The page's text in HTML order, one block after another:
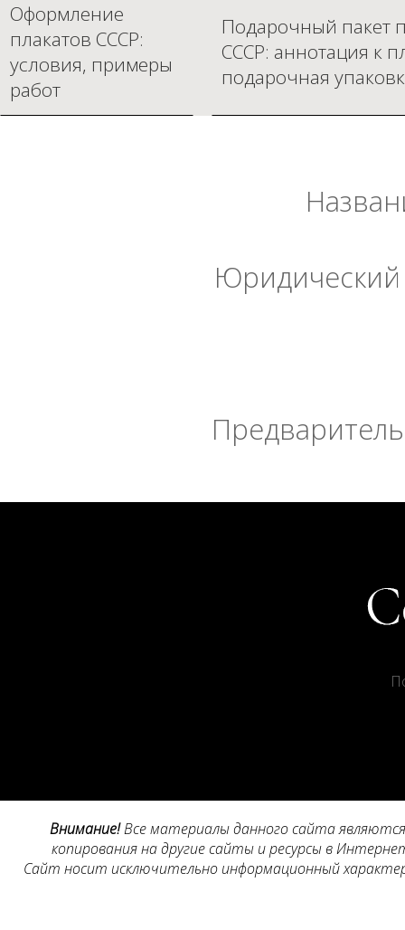
Оформление
плакатов СССР:
условия, примеры
работ
Подарочный пакет
СССР: аннотация к
подарочная
Внимание!Все материалы данного сайта
копирования на другие сайты и ресурсы в
Сайт носит исключительно информационный